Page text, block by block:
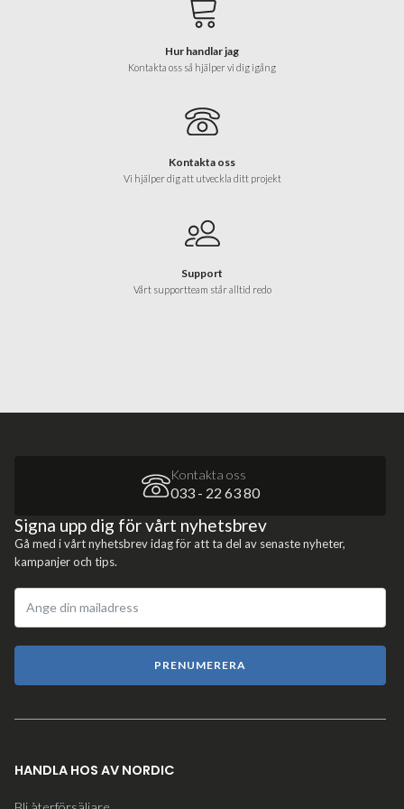
Hur handlar jag
Kontakta oss så hjälper vi dig igång
Kontakta oss
Vi hjälper dig att utveckla ditt projekt
Support
Vårt supportteam står alltid redo
Kontakta oss
033 - 22 63 80
Signa upp dig för vårt nyhetsbrev
Gå med i vårt nyhetsbrev idag för att ta del av senaste nyheter,
kampanjer och tips.
PRENUMERERA
HANDLA HOS AV NORDIC